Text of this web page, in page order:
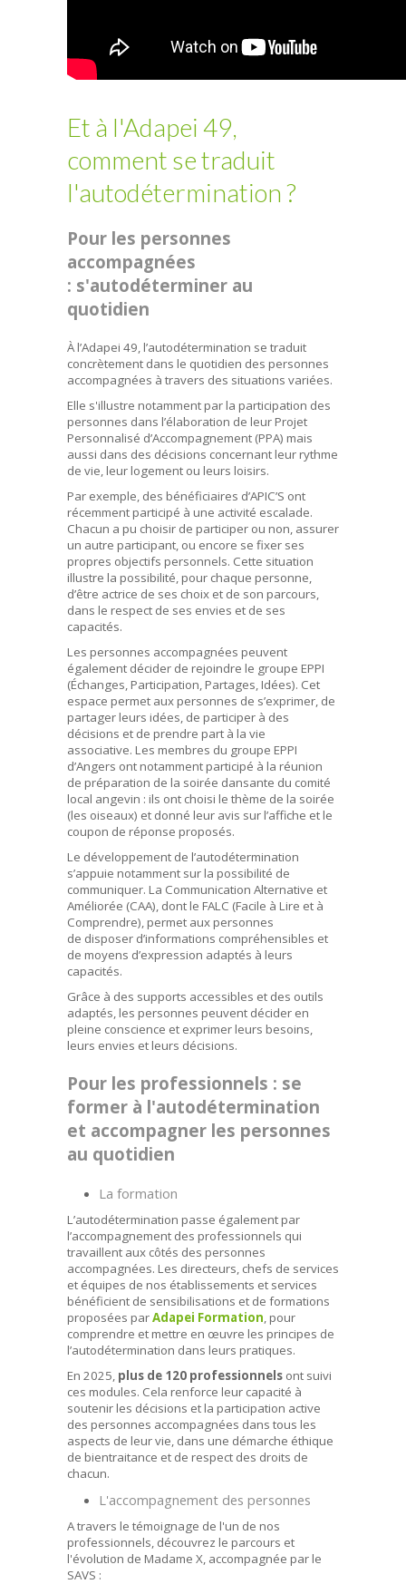
Et à l'Adapei 49,
comment se traduit
l'autodétermination ?
Pour les personnes
accompagnées
: s'autodéterminer au
quotidien
À l’Adapei 49, l’autodétermination se traduit
concrètement dans le quotidien des personnes
accompagnées à travers des situations variées.
Elle s'illustre notamment par la participation des
personnes dans l’élaboration de leur Projet
Personnalisé d’Accompagnement (PPA) mais
aussi dans des décisions concernant leur rythme
de vie, leur logement ou leurs loisirs.
Par exemple, des bénéficiaires d’APIC’S ont
récemment participé à une activité escalade.
Chacun a pu choisir de participer ou non, assurer
un autre participant, ou encore se fixer ses
propres objectifs personnels. Cette situation
illustre la possibilité, pour chaque personne,
d’être actrice de ses choix et de son parcours,
dans le respect de ses envies et de ses
capacités.
Les personnes accompagnées peuvent
également décider de rejoindre le groupe EPPI
(Échanges, Participation, Partages, Idées). Cet
espace permet aux personnes de s’exprimer, de
partager leurs idées, de participer à des
décisions et de prendre part à la vie
associative. Les membres du groupe EPPI
d’Angers ont notamment participé à la réunion
de préparation de la soirée dansante du comité
local angevin : ils ont choisi le thème de la soirée
(les oiseaux) et donné leur avis sur l’affiche et le
coupon de réponse proposés.
Le développement de l’autodétermination
s’appuie notamment sur la possibilité de
communiquer. La Communication Alternative et
Améliorée (CAA), dont le FALC (Facile à Lire et à
Comprendre), permet aux personnes
de disposer d’informations compréhensibles et
de moyens d’expression adaptés à leurs
capacités.
Grâce à des supports accessibles et des outils
adaptés, les personnes peuvent décider en
pleine conscience et exprimer leurs besoins,
leurs envies et leurs décisions.
Pour les professionnels : se
former à l'autodétermination
et accompagner les personnes
au quotidien
La formation
L’autodétermination passe également par
l’accompagnement des professionnels qui
travaillent aux côtés des personnes
accompagnées. Les directeurs, chefs de services
et équipes de nos établissements et services
bénéficient de sensibilisations et de formations
proposées parAdapei Formation, pour
comprendre et mettre en œuvre les principes de
l’autodétermination dans leurs pratiques.
En 2025, plus de 120 professionnels ont suivi
ces modules. Cela renforce leur capacité à
soutenir les décisions et la participation active
des personnes accompagnées dans tous les
aspects de leur vie, dans une démarche éthique
de bientraitance et de respect des droits de
chacun.
L'accompagnement des personnes
A travers le témoignage de l'un de nos
professionnels, découvrez le parcours et
l'évolution de Madame X, accompagnée par le
SAVS :